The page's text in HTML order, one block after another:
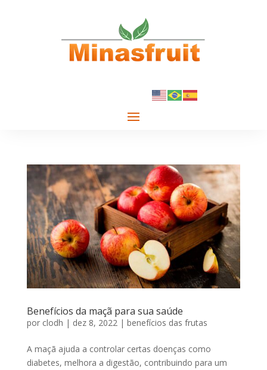
Benefícios da maçã para sua saúde
por clodh | dez 8, 2022| benefícios das frutas
A maçã ajuda a controlar certas doenças como
diabetes, melhora a digestão, contribuindo para um